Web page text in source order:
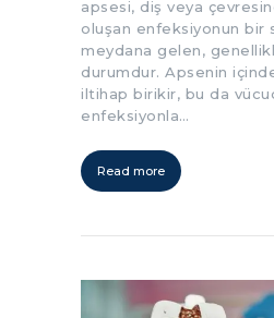
KVKK
AYDINLATMA
METNI
BLOG
İLETIŞIM
apsesi, diş veya
oluşan enfeksiyonun bir
meydana gelen,
durumdur. Apsenin
iltihap birikir, bu da
enfeksiyonla…
Read more